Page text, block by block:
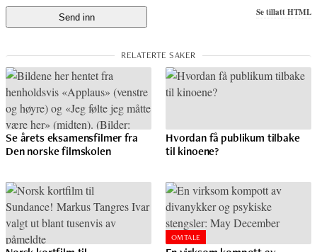
Se tillatt HTML
Se årets eksamensfilmer fra
Den norske filmskolen
Hvordan få publikum tilbake
til kinoene?
OMTALE